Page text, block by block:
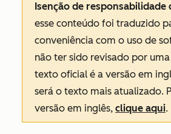
Isenção de responsabilidade
esse conteúdo foi traduzido
conveniência com o uso de
não ter sido revisado por uma
texto oficial é a versão em
será o texto mais atualizado.
versão em inglês, clique aqui.